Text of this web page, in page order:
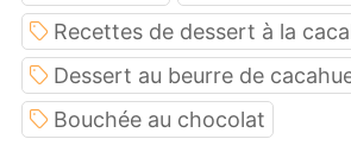
Recettes de dessert à la
Dessert au beurre de
Bouchée au chocolat